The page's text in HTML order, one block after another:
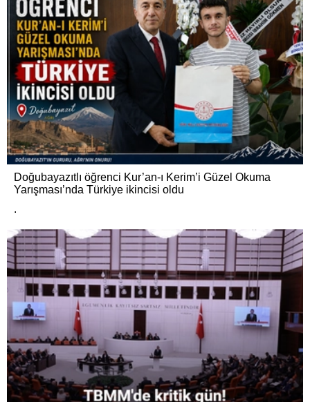
Doğubayazıtlı öğrenci Kur’an-ı Kerim’i Güzel Okuma
Yarışması’nda Türkiye ikincisi oldu
.